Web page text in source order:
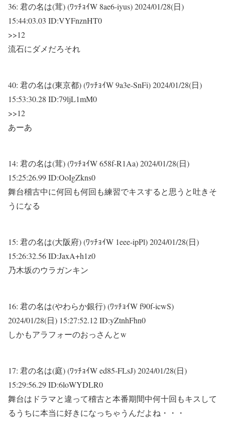
36: 君の名は(茸) (ﾜｯﾁｮｲW 8ae6-iyus)2024/01/28(日)
15:44:03.03 ID:VYFnznHT0
>>12
流石にダメだろそれ
40: 君の名は(東京都) (ﾜｯﾁｮｲW 9a3e-SnFi)2024/01/28(日)
15:53:30.28 ID:79ljL1mM0
>>12
あーあ
14: 君の名は(茸) (ﾜｯﾁｮｲW 658f-R1Aa)2024/01/28(日)
15:25:26.99 ID:OoIgZkns0
舞台稽古中に何回も何回も練習でキスすると思うと吐きそ
うになる
15: 君の名は(大阪府) (ﾜｯﾁｮｲW 1eee-ipPl)2024/01/28(日)
15:26:32.56 ID:JaxA+h1z0
乃木坂のウラガンキン
16: 君の名は(やわらか銀行) (ﾜｯﾁｮｲW f90f-icwS)
2024/01/28(日) 15:27:52.12 ID:yZtnhFhn0
しかもアラフォーのおっさんとw
17: 君の名は(庭) (ﾜｯﾁｮｲW ed85-FLsJ)2024/01/28(日)
15:29:56.29 ID:6loWYDLR0
舞台はドラマと違って稽古と本番期間中何十回もキスして
るうちに本当に好きになっちゃうんだよね・・・